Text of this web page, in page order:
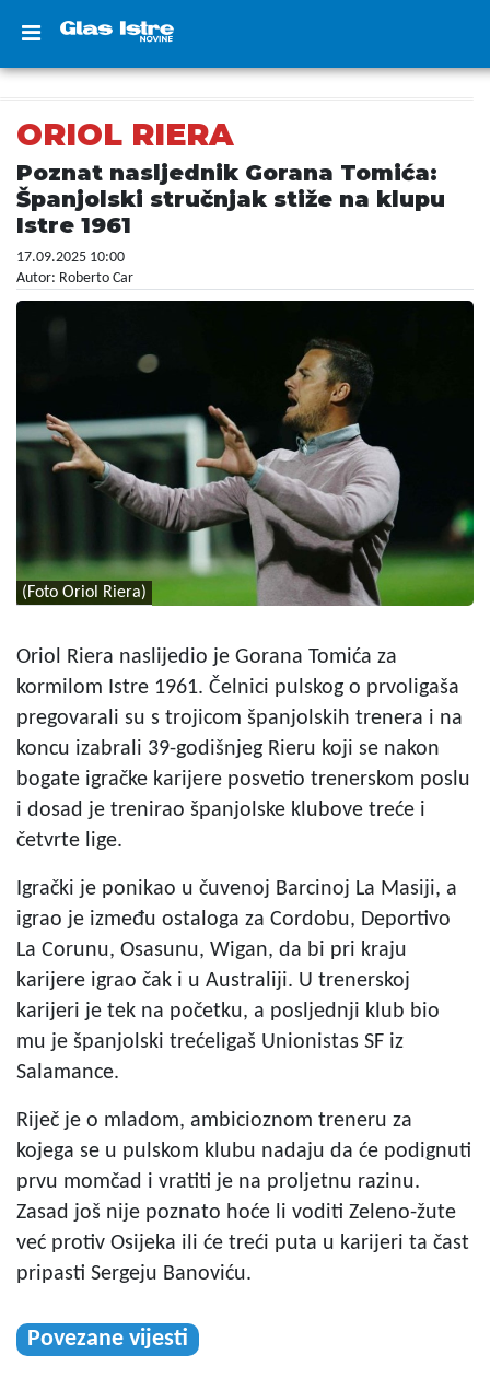
ORIOL RIERA
Poznat nasljednik Gorana Tomića:
Španjolski stručnjak stiže na klupu
Istre 1961
17.09.2025 10:00
Autor: Roberto Car
(Foto Oriol Riera)
Oriol Riera naslijedio je Gorana Tomića za
kormilom Istre 1961. Čelnici pulskog o prvoligaša
pregovarali su s trojicom španjolskih trenera i na
koncu izabrali 39-godišnjeg Rieru koji se nakon
bogate igračke karijere posvetio trenerskom poslu
i dosad je trenirao španjolske klubove treće i
četvrte lige.
Igrački je ponikao u čuvenoj Barcinoj La Masiji, a
igrao je između ostaloga za Cordobu, Deportivo
La Corunu, Osasunu, Wigan, da bi pri kraju
karijere igrao čak i u Australiji. U trenerskoj
karijeri je tek na početku, a posljednji klub bio
mu je španjolski trećeligaš Unionistas SF iz
Salamance.
Riječ je o mladom, ambicioznom treneru za
kojega se u pulskom klubu nadaju da će podignuti
prvu momčad i vratiti je na proljetnu razinu.
Zasad još nije poznato hoće li voditi Zeleno-žute
već protiv Osijeka ili će treći puta u karijeri ta čast
pripasti Sergeju Banoviću.
Povezane vijesti